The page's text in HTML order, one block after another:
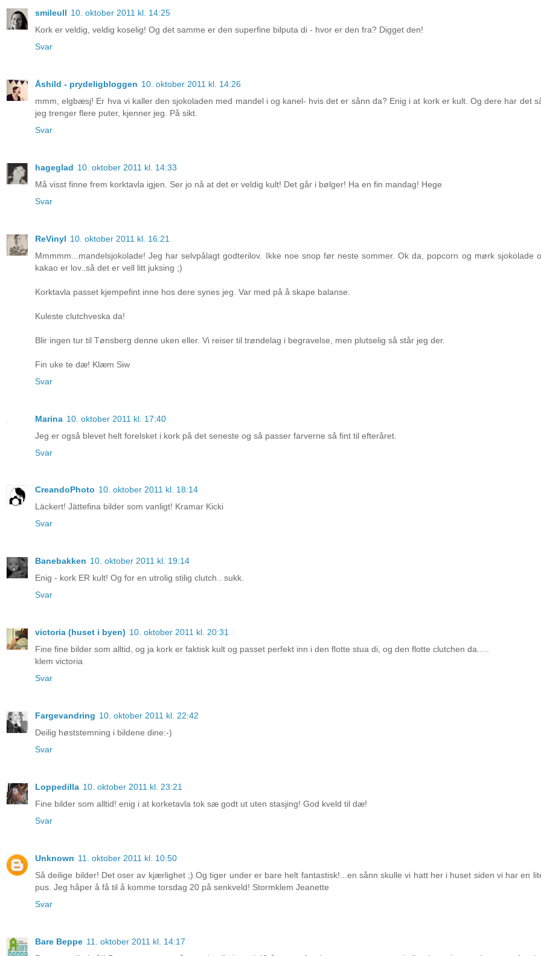
smileull 10. oktober 2011 kl. 14:25
Kork er veldig, veldig koselig! Og det samme er den superfine bilputa di - hvor er den fra? Digget den!
Svar
Åshild - prydeligbloggen 10. oktober 2011 kl. 14:26
mmm, elgbæsj! Er hva vi kaller den sjokoladen med mandel i og kanel- hvis det er sånn da? Enig i at kork er kult. Og dere har det
jeg trenger flere puter, kjenner jeg. På sikt.
Svar
hageglad 10. oktober 2011 kl. 14:33
Må visst finne frem korktavla igjen. Ser jo nå at det er veldig kult! Det går i bølger! Ha en fin mandag! Hege
Svar
ReVinyl 10. oktober 2011 kl. 16:21
Mmmmm...mandelsjokolade! Jeg har selvpålagt godterilov. Ikke noe snop før neste sommer. Ok da, popcorn og mørk sjokolade
kakao er lov..så det er vell litt juksing ;)
Korktavla passet kjempefint inne hos dere synes jeg. Var med på å skape balanse.
Kuleste clutchveska da!
Blir ingen tur til Tønsberg denne uken eller. Vi reiser til trøndelag i begravelse, men plutselig så står jeg der.
Fin uke te dæ! Klæm Siw
Svar
Marina 10. oktober 2011 kl. 17:40
Jeg er også blevet helt forelsket i kork på det seneste og så passer farverne så fint til efteråret.
Svar
CreandoPhoto 10. oktober 2011 kl. 18:14
Läckert! Jättefina bilder som vanligt! Kramar Kicki
Svar
Banebakken 10. oktober 2011 kl. 19:14
Enig - kork ER kult! Og for en utrolig stilig clutch.. sukk.
Svar
victoria (huset i byen) 10. oktober 2011 kl. 20:31
Fine fine bilder som alltid, og ja kork er faktisk kult og passet perfekt inn i den flotte stua di, og den flotte clutchen da.....
klem victoria
Svar
Fargevandring 10. oktober 2011 kl. 22:42
Deilig høststemning i bildene dine:-)
Svar
Loppedilla 10. oktober 2011 kl. 23:21
Fine bilder som alltid! enig i at korketavla tok sæ godt ut uten stasjing! God kveld til dæ!
Svar
Unknown 11. oktober 2011 kl. 10:50
Så deilige bilder! Det oser av kjærlighet ;) Og tiger under er bare helt fantastisk!...en sånn skulle vi hatt her i huset siden vi har en
pus. Jeg håper å få til å komme torsdag 20 på senkveld! Stormklem Jeanette
Svar
Bare Beppe 11. oktober 2011 kl. 14:17